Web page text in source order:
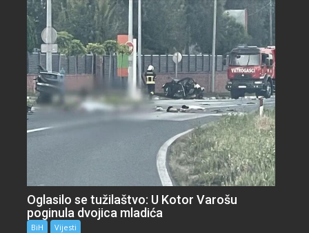
Oglasilo se tužilaštvo: U Kotor Varošu
poginula dvojica mladića
BiH Vijesti